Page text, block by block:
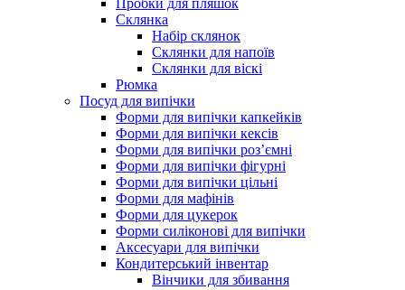
Пробки для пляшок
Склянка
Набір склянок
Склянки для напоїв
Склянки для віскі
Рюмка
Посуд для випічки
Форми для випічки капкейків
Форми для випічки кексів
Форми для випічки роз’ємні
Форми для випічки фігурні
Форми для випічки цільні
Форми для мафінів
Форми для цукерок
Форми силіконові для випічки
Аксесуари для випічки
Кондитерський інвентар
Вінчики для збивання